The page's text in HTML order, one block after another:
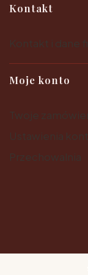
Kontakt
Moje konto